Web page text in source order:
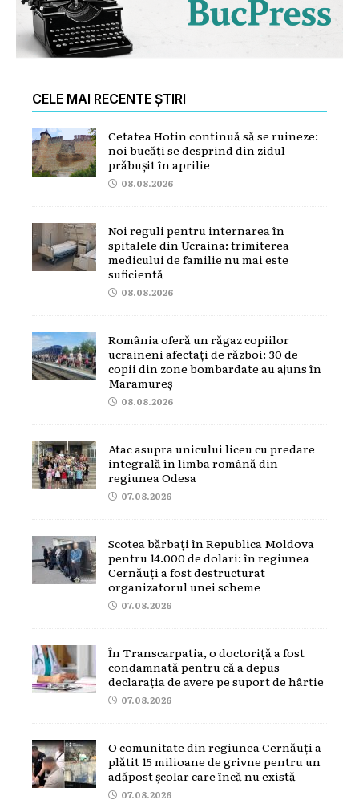
CELE MAI RECENTE ȘTIRI
Cetatea Hotin continuă să se ruineze:
noi bucăți se desprind din zidul
prăbușit în aprilie
08.08.2026
Noi reguli pentru internarea în
spitalele din Ucraina: trimiterea
medicului de familie nu mai este
suficientă
08.08.2026
România oferă un răgaz copiilor
ucraineni afectați de război: 30 de
copii din zone bombardate au ajuns în
Maramureș
08.08.2026
Atac asupra unicului liceu cu predare
integrală în limba română din
regiunea Odesa
07.08.2026
Scotea bărbați în Republica Moldova
pentru 14.000 de dolari: în regiunea
Cernăuți a fost destructurat
organizatorul unei scheme
07.08.2026
În Transcarpatia, o doctoriță a fost
condamnată pentru că a depus
declarația de avere pe suport de hârtie
07.08.2026
O comunitate din regiunea Cernăuți a
plătit 15 milioane de grivne pentru un
adăpost școlar care încă nu există
07.08.2026